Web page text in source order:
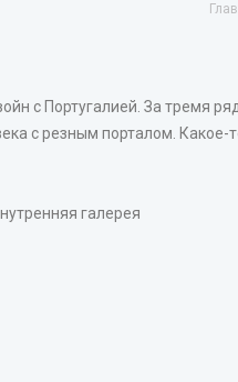
с Португалией. За тремя
с резным порталом. Какое-
галерея